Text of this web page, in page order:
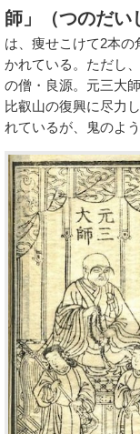
師」（つのだい
は、痩せこけて2本
かれている。ただし
の僧・良源。元三大
比叡山の復興に尽力
れているが、鬼のよ